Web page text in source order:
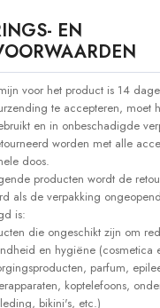
EN
voor het product is 14
te accepteren, moet
en in onbeschadigde
worden met alle
doos.
producten wordt de
als de verpakking
is:
die ongeschikt zijn om
en hygiëne (cosmetica
parfum,
koptelefoons,
bikini's, etc.)